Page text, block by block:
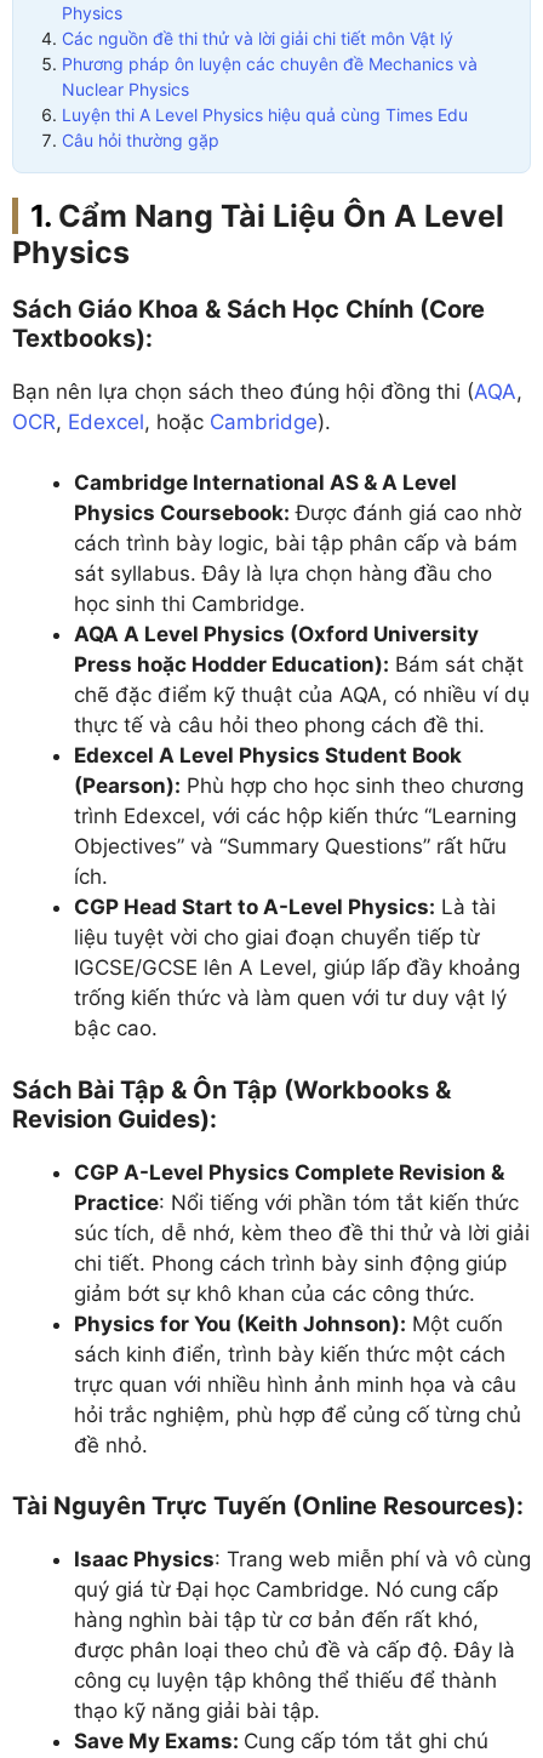
Physics
Các nguồn đề thi thử và lời giải chi tiết môn Vật lý
Phương pháp ôn luyện các chuyên đề Mechanics và
Nuclear Physics
Luyện thi A Level Physics hiệu quả cùng Times Edu
Câu hỏi thường gặp
Cẩm Nang Tài Liệu Ôn A Level
Physics
Sách Giáo Khoa & Sách Học Chính (Core
Textbooks):
Bạn nên lựa chọn sách theo đúng hội đồng thi (AQA,
OCR, Edexcel, hoặc Cambridge).
Cambridge International AS & A Level
Physics Coursebook: Được đánh giá cao nhờ
cách trình bày logic, bài tập phân cấp và bám
sát syllabus. Đây là lựa chọn hàng đầu cho
học sinh thi Cambridge.
AQA A Level Physics (Oxford University
Press hoặc Hodder Education): Bám sát chặt
chẽ đặc điểm kỹ thuật của AQA, có nhiều ví dụ
thực tế và câu hỏi theo phong cách đề thi.
Edexcel A Level Physics Student Book
(Pearson): Phù hợp cho học sinh theo chương
trình Edexcel, với các hộp kiến thức “Learning
Objectives” và “Summary Questions” rất hữu
ích.
CGP Head Start to A-Level Physics: Là tài
liệu tuyệt vời cho giai đoạn chuyển tiếp từ
IGCSE/GCSE lên A Level, giúp lấp đầy khoảng
trống kiến thức và làm quen với tư duy vật lý
bậc cao.
Sách Bài Tập & Ôn Tập (Workbooks &
Revision Guides):
CGP A-Level Physics Complete Revision &
Practice: Nổi tiếng với phần tóm tắt kiến thức
súc tích, dễ nhớ, kèm theo đề thi thử và lời giải
chi tiết. Phong cách trình bày sinh động giúp
giảm bớt sự khô khan của các công thức.
Physics for You (Keith Johnson): Một cuốn
sách kinh điển, trình bày kiến thức một cách
trực quan với nhiều hình ảnh minh họa và câu
hỏi trắc nghiệm, phù hợp để củng cố từng chủ
đề nhỏ.
Tài Nguyên Trực Tuyến (Online Resources):
Isaac Physics: Trang web miễn phí và vô cùng
quý giá từ Đại học Cambridge. Nó cung cấp
hàng nghìn bài tập từ cơ bản đến rất khó,
được phân loại theo chủ đề và cấp độ. Đây là
công cụ luyện tập không thể thiếu để thành
thạo kỹ năng giải bài tập.
Save My Exams: Cung cấp tóm tắt ghi chú